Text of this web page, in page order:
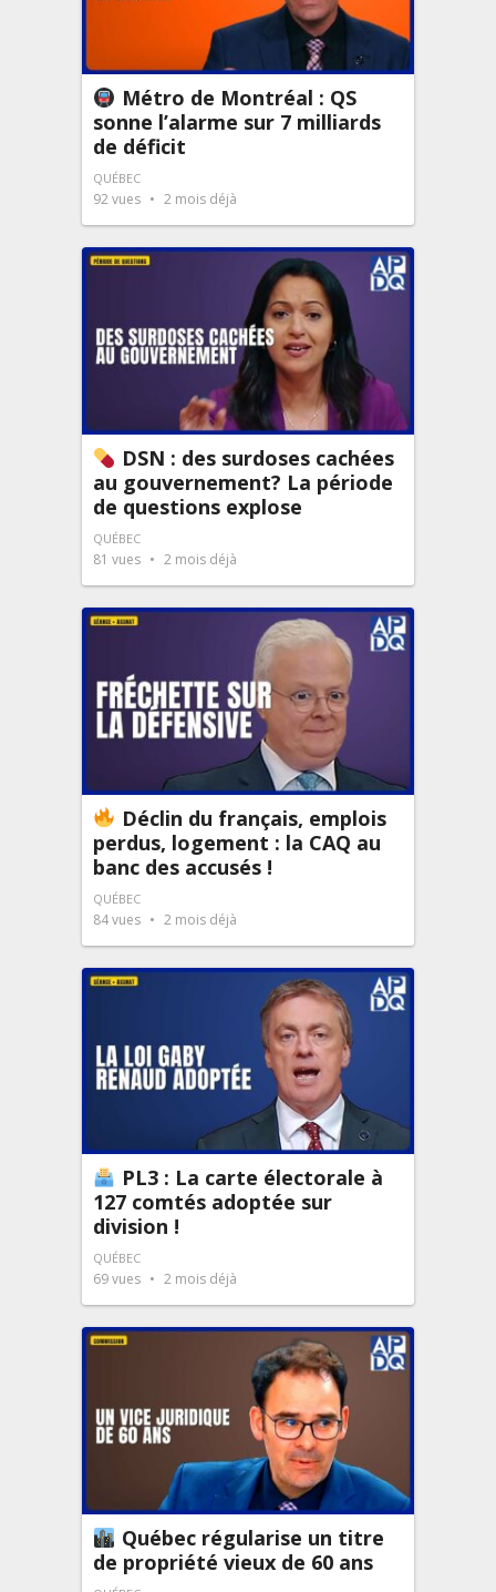
Métro de Montréal : QS
sonne l’alarme sur 7 milliards
de déficit
QUÉBEC
92vues 2 mois déjà
DSN : des surdoses cachées
au gouvernement? La période
de questions explose
QUÉBEC
81 vues 2 mois déjà
Déclin du français, emplois
perdus, logement : la CAQ au
banc des accusés !
QUÉBEC
84vues 2 mois déjà
PL3 : La carte électorale à
127 comtés adoptée sur
division !
QUÉBEC
69vues 2 mois déjà
Québec régularise un titre
de propriété vieux de 60 ans